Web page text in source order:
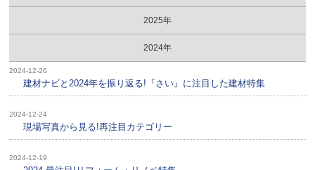
2025年
2024年
2024-12-26
建材ナビと2024年を振り返る!『さい』に注目した建材特集
2024-12-24
現場写真から見る!再注目カテゴリー
2024-12-19